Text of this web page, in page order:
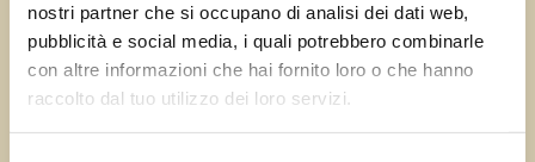
nostri partner che si occupano di analisi dei dati web,
pubblicità e social media, i quali potrebbero combinarle
con altre informazioni che hai fornito loro o che hanno
raccolto dal tuo utilizzo dei loro servizi.
Errore:Modulo di contatto non trovato.